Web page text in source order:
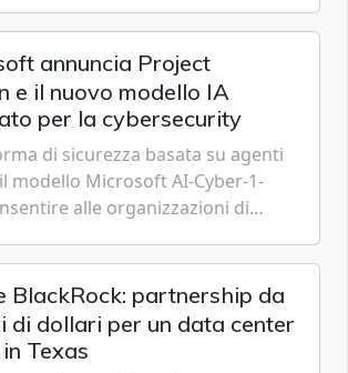
annuncia Project
e il nuovo modello IA
per la cybersecurity
di sicurezza basata su agenti
modello Microsoft AI-Cyber-1-
alle organizzazioni di
del rischio.
BlackRock: partnership da
di dollari per un data center
Texas